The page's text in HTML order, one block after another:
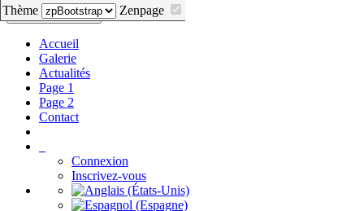
Thème Zenpage
Toggle navigation Themes
Accueil
Galerie
Actualités
Page 1
Page 2
Contact
Connexion
Inscrivez-vous